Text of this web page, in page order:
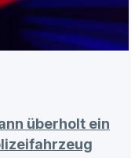
überholt ein